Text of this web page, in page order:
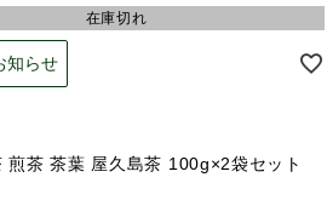
在庫切れ
知らせ
煎茶 茶葉 屋久島茶 100g×2袋セット